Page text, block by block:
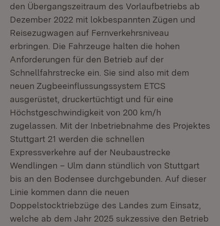
den Übergangszeitraum des Vorlaufbetriebs ab
Dezember 2022 mit lokbespannten Zügen und
Reisezugwagen auf Fernverkehrsniveau
erbringen. Die Fahrzeuge halten die hohen
Anforderungen für den Betrieb auf der
Schnellfahrstrecke ein. Sie sind also mit dem
neuen Zugbeeinflussungssystem ETCS
ausgerüstet, druckertüchtigt und für eine
Höchstgeschwindigkeit von 200 km/h
zugelassen. Mit der Inbetriebnahme des Projektes
Stuttgart 21 werden die schnellen
Expressverkehre auf der Neubaustrecke
Wendlingen – Ulm dann stündlich von Stuttgart
bis an den Bodensee durchgebunden. Auf dieser
Linie kommen dann die neuen
Doppelstocktriebzüge des Landes zum Einsatz,
welche ab dem Jahr 2025 sukzessive den Betrieb